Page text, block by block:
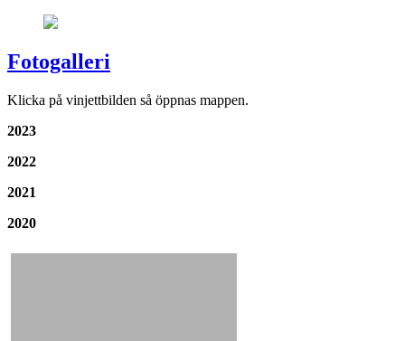
Fotogalleri
Klicka på vinjettbilden så öppnas mappen.
2023
2022
2021
2020